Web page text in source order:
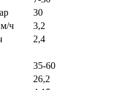
30
ч
3,2
2,4
35-60
26,2